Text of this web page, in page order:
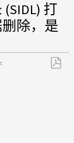
打
除，是